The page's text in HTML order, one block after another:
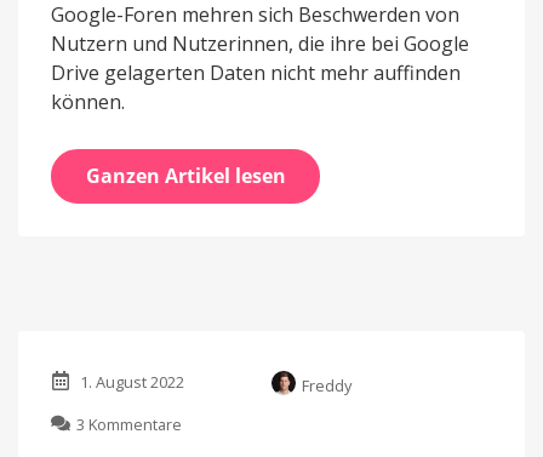
Google-Foren mehren sich Beschwerden von
Nutzern und Nutzerinnen, die ihre bei Google
Drive gelagerten Daten nicht mehr auffinden
können.
Ganzen Artikel lesen
1. August 2022
Freddy
3 Kommentare